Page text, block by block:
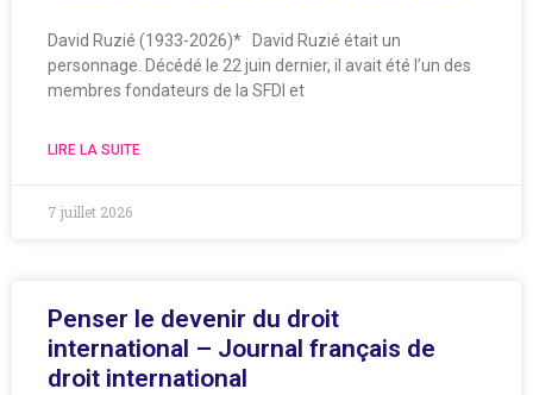
David Ruzié (1933-2026)* David Ruzié était un
personnage. Décédé le 22 juin dernier, il avait été l’un des
membres fondateurs de la SFDI et
LIRE LA SUITE
7 juillet 2026
Penser le devenir du droit
international – Journal français de
droit international